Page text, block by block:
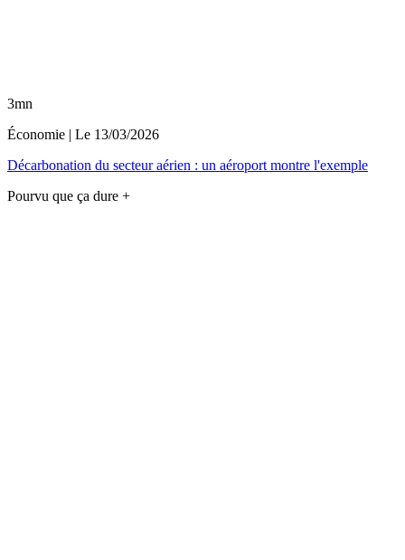
3mn
Économie | Le 13/03/2026
Décarbonation du secteur aérien : un aéroport montre l'exemple
Pourvu que ça dure +